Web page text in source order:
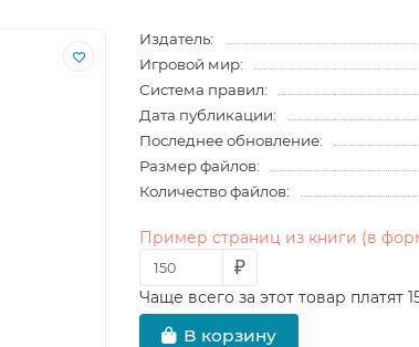
Издатель:
Игровой мир:
Система правил:
Дата публикации:
Последнее обновление:
Размер файлов:
Количество файлов:
Пример страниц из книги (в
₽
Чаще всего за этот товар платят
В корзину